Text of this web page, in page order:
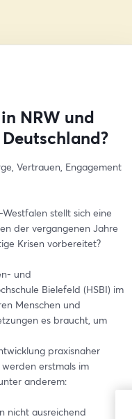
NRW und
Vertrauen, Engagement
stellt sich eine
der vergangenen Jahre
Krisen vorbereitet?
und
Bielefeld (HSBI) im
Menschen und
es braucht, um
praxisnaher
erstmals im
anderem:
nicht ausreichend